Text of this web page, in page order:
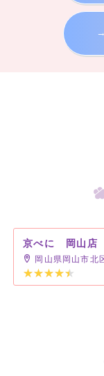
→
京べに 岡山店
岡山県岡山市北